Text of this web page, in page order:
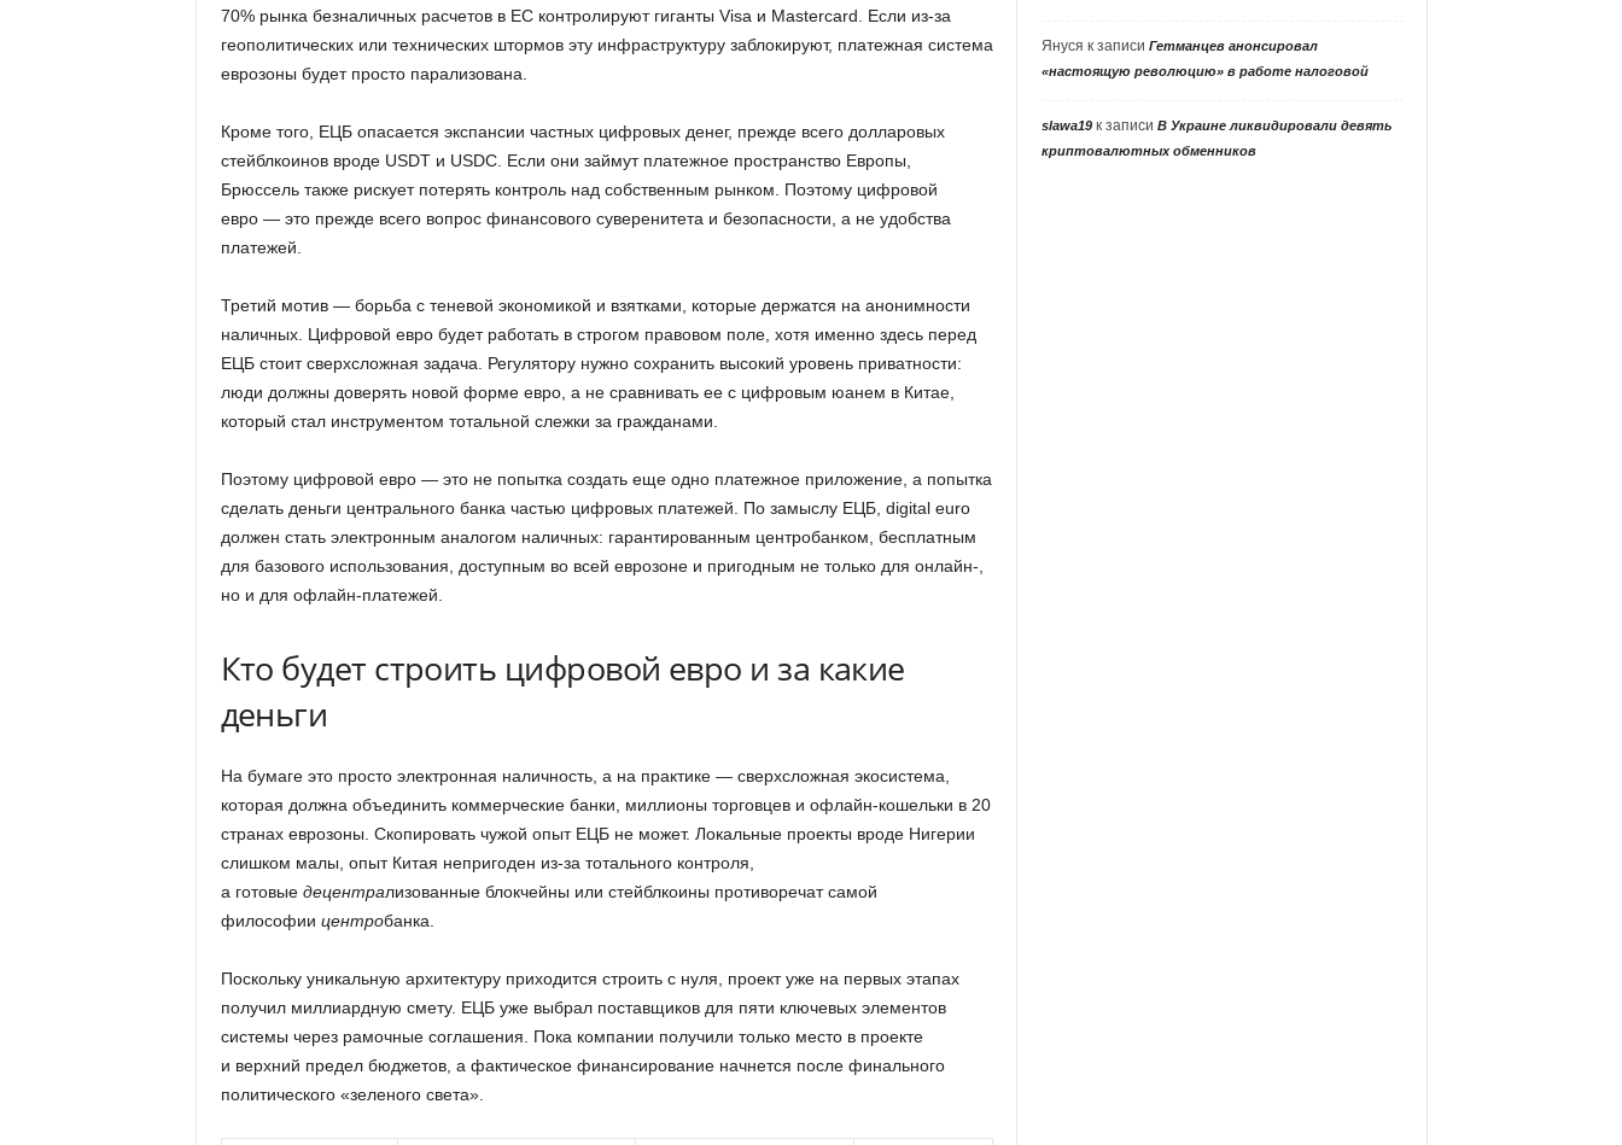
70% рынка безналичных расчетов в ЕС контролируют гиганты Visa и Mastercard. Если из-за
геополитических или технических штормов эту инфраструктуру заблокируют, платежная система
еврозоны будет просто парализована.
Кроме того, ЕЦБ опасается экспансии частных цифровых денег, прежде всего долларовых
стейблкоинов вроде USDT и USDC. Если они займут платежное пространство Европы,
Брюссель также рискует потерять контроль над собственным рынком. Поэтому цифровой
евро — это прежде всего вопрос финансового суверенитета и безопасности, а не удобства
платежей.
Третий мотив — борьба с теневой экономикой и взятками, которые держатся на анонимности
наличных. Цифровой евро будет работать в строгом правовом поле, хотя именно здесь перед
ЕЦБ стоит сверхсложная задача. Регулятору нужно сохранить высокий уровень приватности:
люди должны доверять новой форме евро, а не сравнивать ее с цифровым юанем в Китае,
который стал инструментом тотальной слежки за гражданами.
Поэтому цифровой евро — это не попытка создать еще одно платежное приложение, а попытка
сделать деньги центрального банка частью цифровых платежей. По замыслу ЕЦБ, digital euro
должен стать электронным аналогом наличных: гарантированным центробанком, бесплатным
для базового использования, доступным во всей еврозоне и пригодным не только для онлайн-,
но и для офлайн-платежей.
Кто будет строить цифровой евро и за какие
деньги
На бумаге это просто электронная наличность, а на практике — сверхсложная экосистема,
которая должна объединить коммерческие банки, миллионы торговцев и офлайн-кошельки в 20
странах еврозоны. Скопировать чужой опыт ЕЦБ не может. Локальные проекты вроде Нигерии
слишком малы, опыт Китая непригоден из-за тотального контроля,
а готовые децентрализованные блокчейны или стейблкоины противоречат самой
философии центробанка.
Поскольку уникальную архитектуру приходится строить с нуля, проект уже на первых этапах
получил миллиардную смету. ЕЦБ уже выбрал поставщиков для пяти ключевых элементов
системы через рамочные соглашения. Пока компании получили только место в проекте
и верхний предел бюджетов, а фактическое финансирование начнется после финального
политического «зеленого света».
Януся к записи Гетманцев анонсировал
«настоящую революцию» в работе налоговой
slawa19к записи В Украине ликвидировали девять
криптовалютных обменников